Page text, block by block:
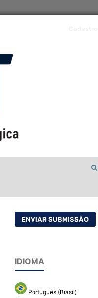
ENVIAR SUBMISSÃO
IDIOMA
Português (Brasil)